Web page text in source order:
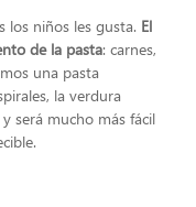
los niños les gusta. El
de la pasta: carnes,
una pasta
la verdura
será mucho más fácil